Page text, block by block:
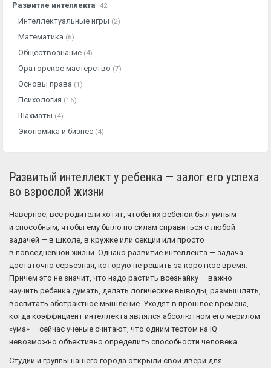
Развитие интеллекта 42
Интеллектуальные игры (2)
Математика (6)
Обществознание (4)
Ораторское мастерство (7)
Основы права (1)
Психология (16)
Шахматы (4)
Экономика и бизнес (4)
Развитый интеллект у ребенка — залог его успеха
во взрослой жизни
Наверное, все родители хотят, чтобы их ребенок был умным
и способным, чтобы ему было по силам справиться с любой
задачей — в школе, в кружке или секции или просто
в повседневной жизни. Однако развитие интеллекта — задача
достаточно серьезная, которую не решить за короткое время.
Причем это не значит, что надо растить всезнайку — важно
научить ребенка думать, делать логические выводы, размышлять,
воспитать абстрактное мышление. Уходят в прошлое времена,
когда коэффициент интеллекта являлся абсолютном его мерилом
«ума» — сейчас ученые считают, что одним тестом на IQ
невозможно объективно определить способности человека.
Студии и группы нашего города открыли свои двери для